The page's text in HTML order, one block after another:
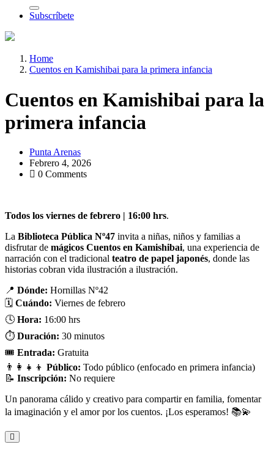
Subscríbete
Home
Cuentos en Kamishibai para la primera infancia
Cuentos en Kamishibai para la
primera infancia
Punta Arenas
Febrero 4, 2026
0 Comments
Todos los viernes de febrero | 16:00 hrs.
La Biblioteca Pública Nº47 invita a niñas, niños y familias a
disfrutar de mágicos Cuentos en Kamishibai, una experiencia de
narración con el tradicional teatro de papel japonés, donde las
historias cobran vida ilustración a ilustración.
📍 Dónde: Hornillas Nº42
🗓️ Cuándo: Viernes de febrero
🕓 Hora: 16:00 hrs
⏱️ Duración: 30 minutos
🎟️ Entrada: Gratuita
👨‍👩‍👧‍👦 Público: Todo público (enfocado en primera infancia)
📝 Inscripción: No requiere
Un panorama cálido y creativo para compartir en familia, fomentar
la imaginación y el amor por los cuentos. ¡Los esperamos! 📚💫